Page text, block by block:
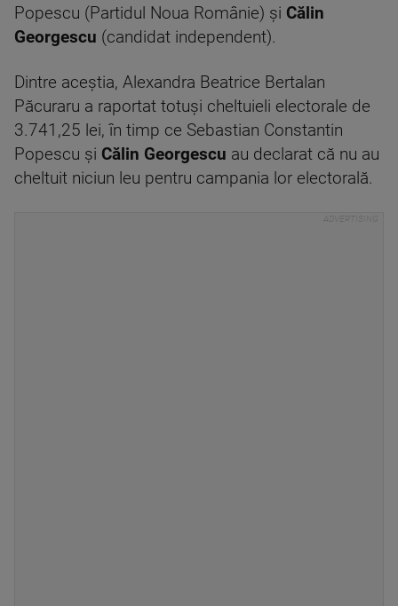
Popescu (Partidul Noua Românie) și Călin
Georgescu (candidat independent).
Dintre aceștia, Alexandra Beatrice Bertalan
Păcuraru a raportat totuși cheltuieli electorale de
3.741,25 lei, în timp ce Sebastian Constantin
Popescu și Călin Georgescu au declarat că nu au
cheltuit niciun leu pentru campania lor electorală.